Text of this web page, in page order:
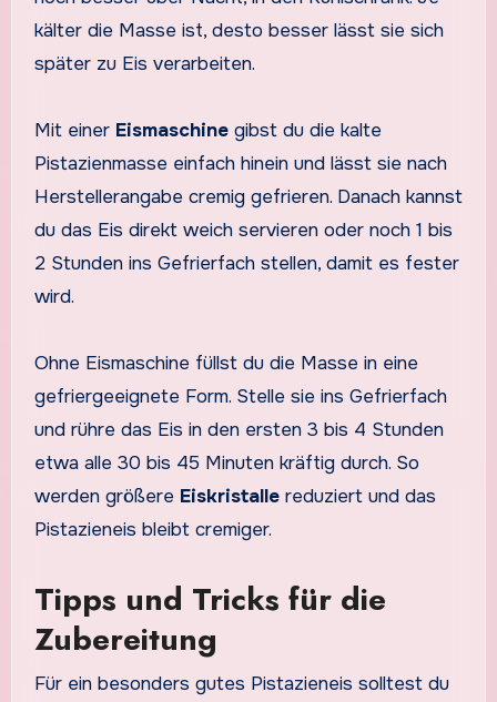
kälter die Masse ist, desto besser lässt sie sich
später zu Eis verarbeiten.
Mit einer Eismaschinegibst du die kalte
Pistazienmasse einfach hinein und lässt sie nach
Herstellerangabe cremig gefrieren. Danach kannst
du das Eis direkt weich servieren oder noch 1 bis
2 Stunden ins Gefrierfach stellen, damit es fester
wird.
Ohne Eismaschine füllst du die Masse in eine
gefriergeeignete Form. Stelle sie ins Gefrierfach
und rühre das Eis in den ersten 3 bis 4 Stunden
etwa alle 30 bis 45 Minuten kräftig durch. So
werden größere Eiskristallereduziert und das
Pistazieneis bleibt cremiger.
Tipps und Tricks für die
Zubereitung
Für ein besonders gutes Pistazieneis solltest du